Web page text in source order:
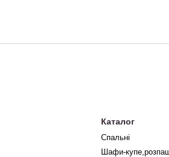
Каталог
Спальні
Шафи-